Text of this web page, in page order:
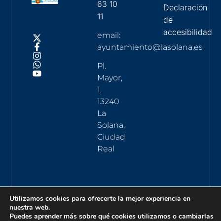
63 10
11
email:
ayuntamiento@lasolana.es
Pl.
Mayor,
1,
13240
La
Solana,
Ciudad
Real
Declaración
de
accesibilidad
Utilizamos cookies para ofrecerte la mejor experiencia en
nuestra web.
Puedes aprender más sobre qué cookies utilizamos o cambiarlas